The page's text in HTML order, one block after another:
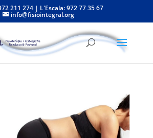
211 274 | L'Escala: 972 77 35 67
info@fisiointegral.org